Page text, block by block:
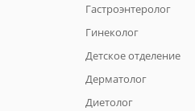
Гастроэнтеролог
Гинеколог
Детское отделение
Дерматолог
Диетолог